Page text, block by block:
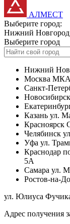
АЛМЕСТ
Выберите город:
Нижний Новгород
Выберите город
Нижний
Москва
Санкт-
Новосибирск
Казань ул.
Красноярск
Челябинск
Уфа ул.
Краснодар
5А
Самара ул.
Ростов-на-
ул. Юлиуса
Адрес получения